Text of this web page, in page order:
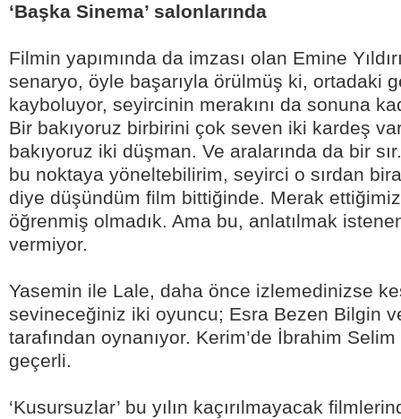
‘Başka Sinema’ salonlarında
Filmin yapımında da imzası olan Emine
senaryo, öyle başarıyla örülmüş ki, ortadaki
kayboluyor, seyircinin merakını da sonuna
Bir bakıyoruz birbirini çok seven iki kardeş
bakıyoruz iki düşman. Ve aralarında da bir
bu noktaya yöneltebilirim, seyirci o sırdan
diye düşündüm film bittiğinde. Merak
öğrenmiş olmadık. Ama bu, anlatılmak
vermiyor.
Yasemin ile Lale, daha önce izlemedinizse
sevineceğiniz iki oyuncu; Esra Bezen Bilgin
tarafından oynanıyor. Kerim’de İbrahim
geçerli.
‘Kusursuzlar’ bu yılın kaçırılmayacak